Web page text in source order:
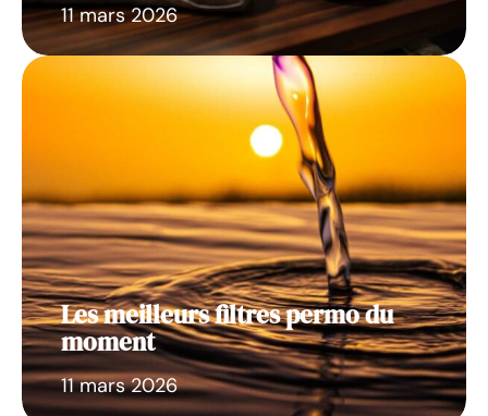
11 mars 2026
Les meilleurs filtres permo du
moment
11 mars 2026